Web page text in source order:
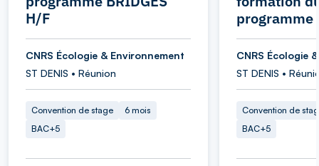
H/F
CNRS Écologie & Environnement
ST DENIS • Réunion
Convention de stage
6 mois
BAC+5
programme
CNRS Écologie
ST DENIS •
Convention de
BAC+5